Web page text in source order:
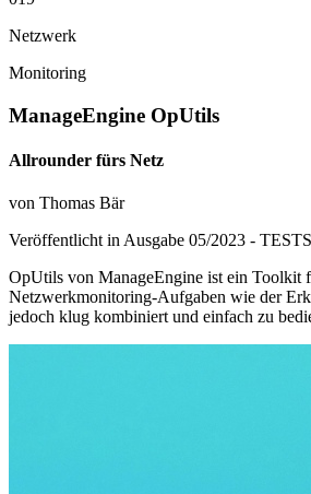
Netzwerk
Monitoring
ManageEngine OpUtils
Allrounder fürs Netz
von Thomas Bär
Veröffentlicht in Ausgabe 05/2023 - TESTS
OpUtils von ManageEngine ist ein Toolkit
Netzwerkmonitoring-Aufgaben wie der
jedoch klug kombiniert und einfach zu